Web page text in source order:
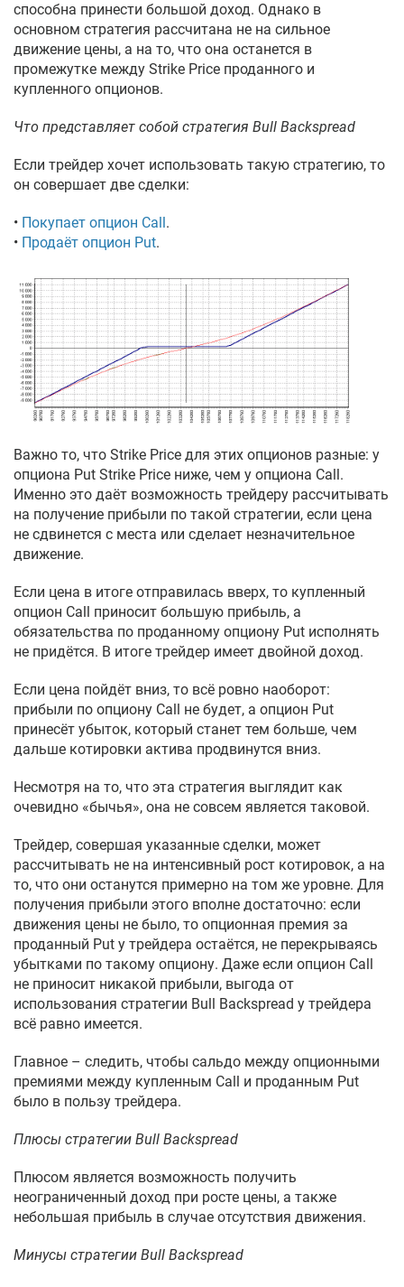
способна принести большой доход. Однако в
основном стратегия рассчитана не на сильное
движение цены, а на то, что она останется в
промежутке между Strike Price проданного и
купленного опционов.
Что представляет собой стратегия Bull Backspread
Если трейдер хочет использовать такую стратегию, то
он совершает две сделки:
• Покупает опцион Call .
• Продаёт опцион Put.
Важно то, что Strike Price для этих опционов разные: у
опциона Put Strike Price ниже, чем у опциона Call.
Именно это даёт возможность трейдеру рассчитывать
на получение прибыли по такой стратегии, если цена
не сдвинется с места или сделает незначительное
движение.
Если цена в итоге отправилась вверх, то купленный
опцион Call приносит большую прибыль, а
обязательства по проданному опциону Put исполнять
не придётся. В итоге трейдер имеет двойной доход.
Если цена пойдёт вниз, то всё ровно наоборот:
прибыли по опциону Call не будет, а опцион Put
принесёт убыток, который станет тем больше, чем
дальше котировки актива продвинутся вниз.
Несмотря на то, что эта стратегия выглядит как
очевидно «бычья», она не совсем является таковой.
Трейдер, совершая указанные сделки, может
рассчитывать не на интенсивный рост котировок, а на
то, что они останутся примерно на том же уровне. Для
получения прибыли этого вполне достаточно: если
движения цены не было, то опционная премия за
проданный Put у трейдера остаётся, не перекрываясь
убытками по такому опциону. Даже если опцион Call
не приносит никакой прибыли, выгода от
использования стратегии Bull Backspread у трейдера
всё равно имеется.
Главное – следить, чтобы сальдо между опционными
премиями между купленным Call и проданным Put
было в пользу трейдера.
Плюсы стратегии Bull Backspread
Плюсом является возможность получить
неограниченный доход при росте цены, а также
небольшая прибыль в случае отсутствия движения.
Минусы стратегии Bull Backspread